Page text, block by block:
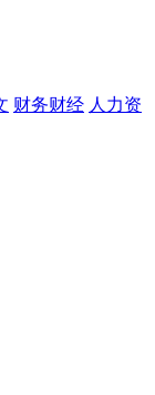
财务财经 人力资